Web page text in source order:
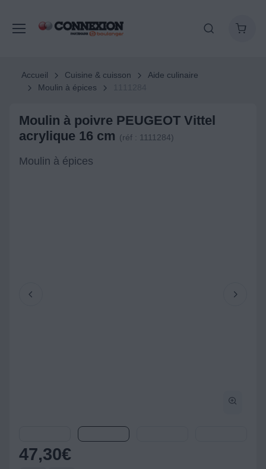
Accueil Cuisine & cuisson
Aide culinaire
Moulin à épices
Moulin à poivre PEUGEOT Vittel
acrylique 16 cm (réf : 1111284)
Moulin à épices
47,30€